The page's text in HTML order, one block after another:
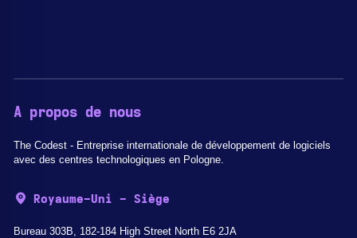
A propos de nous
The Codest - Entreprise internationale de développement de logiciels
avec des centres technologiques en Pologne.
Royaume-Uni - Siège
Bureau 303B, 182-184 High Street North E6 2JA